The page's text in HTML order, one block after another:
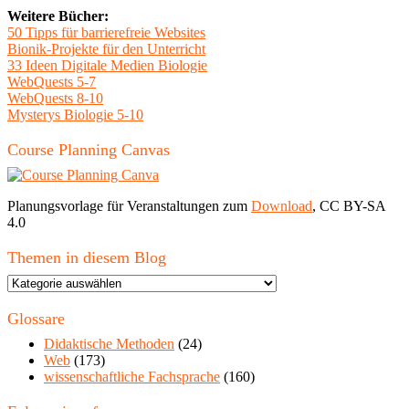
Weitere Bücher:
50 Tipps für barrierefreie Websites
Bionik-Projekte für den Unterricht
33 Ideen Digitale Medien Biologie
WebQuests 5-7
WebQuests 8-10
Mysterys Biologie 5-10
Course Planning Canvas
Planungsvorlage für Veranstaltungen zum Download, CC BY-SA
4.0
Themen in diesem Blog
Themen
diesem
Glossare
Didaktische Methoden (24)
Web (173)
wissenschaftliche Fachsprache (160)